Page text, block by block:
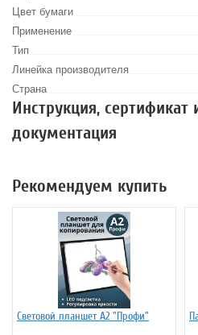
Цвет бумаги
Применение
Тип
Линейка производителя
Страна
Инструкция, сертификат
документация
Рекомендуем купить
Световой планшет А2 "Профи"